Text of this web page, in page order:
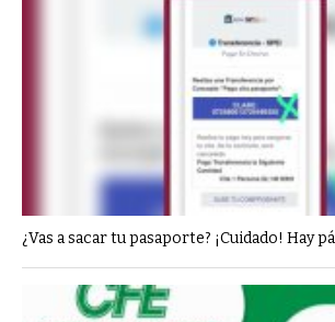
¿Vas a sacar tu pasaporte? ¡Cuidado! Hay